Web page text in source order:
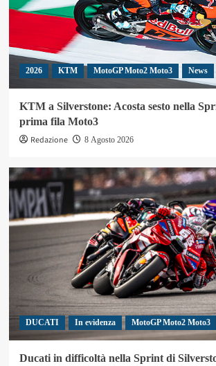
2026 KTM MotoGP Moto2 Moto3 News
KTM a Silverstone: Acosta sesto nella
prima fila Moto3
Redazione
8 Agosto 2026
DUCATI In evidenza MotoGP Moto2 Moto3
Ducati in difficoltà nella Sprint di